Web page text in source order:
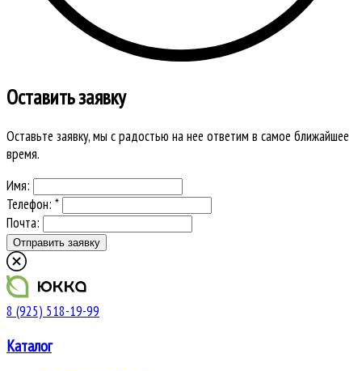
Оставить заявку
Оставьте заявку, мы с радостью на нее ответим в самое ближайшее
время.
Имя:
Телефон: *
Почта:
8 (925) 518-19-99
Каталог